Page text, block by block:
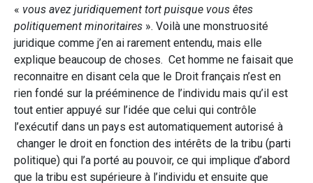
« vous avez juridiquement tort puisque vous êtes
politiquement minoritaires ». Voilà une monstruosité
juridique comme j’en ai rarement entendu, mais elle
explique beaucoup de choses. Cet homme ne faisait que
reconnaitre en disant cela que le Droit français n’est en
rien fondé sur la prééminence de l’individu mais qu’il est
tout entier appuyé sur l’idée que celui qui contrôle
l’exécutif dans un pays est automatiquement autorisé à
changer le droit en fonction des intérêts de la tribu (parti
politique) qui l’a porté au pouvoir, ce qui implique d’abord
que la tribu est supérieure à l’individu et ensuite que